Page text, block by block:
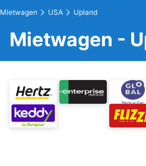
Mietwagen USA Upland
Mietwagen -